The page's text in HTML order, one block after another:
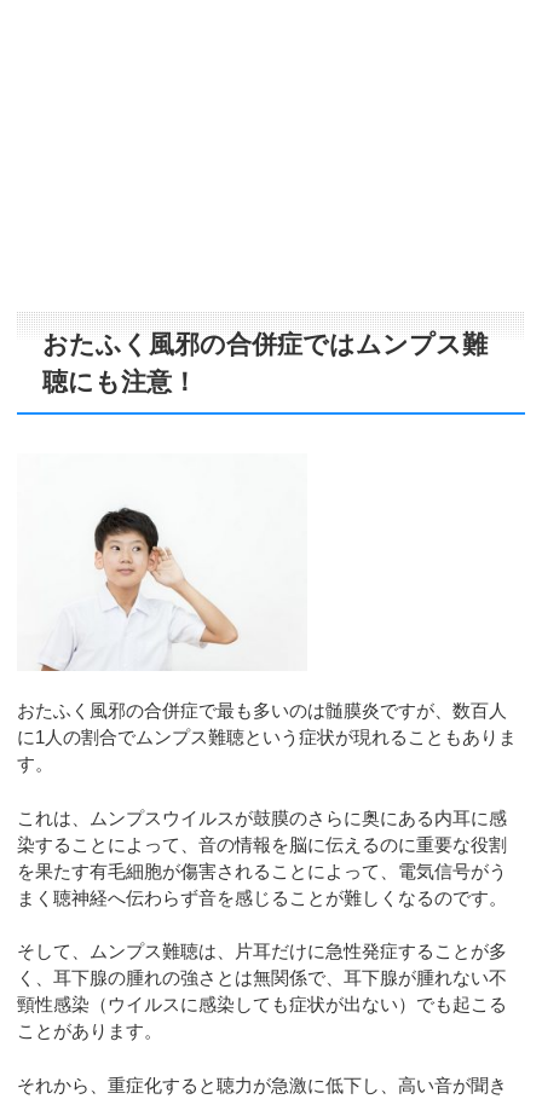
おたふく風邪の合併症ではムンプス難
聴にも注意！
おたふく風邪の合併症で最も多いのは髄膜炎ですが、数百人
に1人の割合でムンプス難聴という症状が現れることもありま
す。
これは、ムンプスウイルスが鼓膜のさらに奥にある内耳に感
染することによって、音の情報を脳に伝えるのに重要な役割
を果たす有毛細胞が傷害されることによって、電気信号がう
まく聴神経へ伝わらず音を感じることが難しくなるのです。
そして、ムンプス難聴は、片耳だけに急性発症することが多
く、耳下腺の腫れの強さとは無関係で、耳下腺が腫れない不
頸性感染（ウイルスに感染しても症状が出ない）でも起こる
ことがあります。
それから、重症化すると聴力が急激に低下し、高い音が聞き